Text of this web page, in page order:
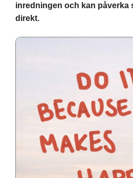
inredningen och kan påverka
direkt.